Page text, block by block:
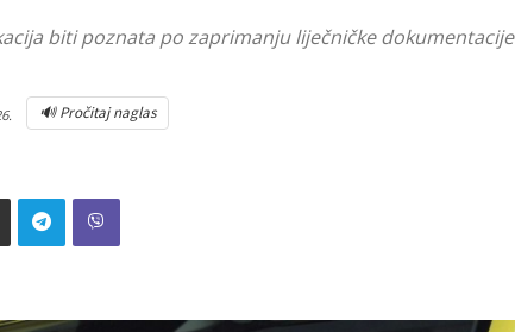
biti poznata po zaprimanju liječničke dokumentacije
🔊 Pročitaj naglas